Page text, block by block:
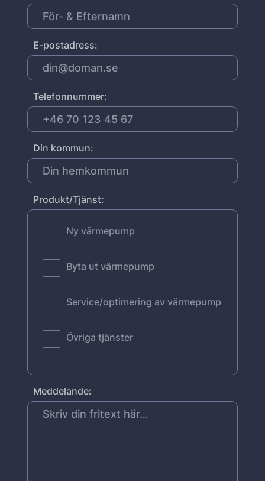
E-postadress:
Telefonnummer:
Din kommun:
Produkt/Tjänst:
Ny värmepump
Byta ut värmepump
Service/optimering av värmepump
Övriga tjänster
Meddelande: